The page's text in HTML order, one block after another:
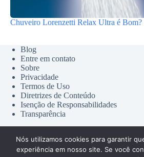
Chuveiro Lorenzetti Relax Ultra é Bom?
Blog
Entre em contato
Sobre
Privacidade
Termos de Uso
Diretrizes de Conteúdo
Isenção de Responsabilidades
Transparência
Nós utilizamos cookies para garantir
experiência em nosso site. Se você